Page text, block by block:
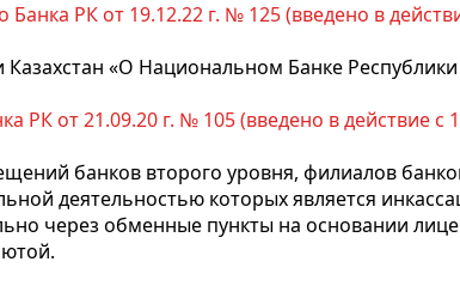
РК от 19.12.22 г. № 125 (введено в
Казахстан «О Национальном Банке
РК от 21.09.20 г. № 105 (введено в действие с
банков второго уровня, филиалов
деятельностью которых является
через обменные пункты на основании